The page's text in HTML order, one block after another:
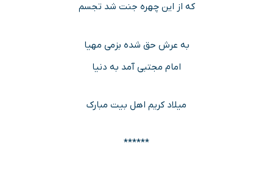
که از این چهره جنت شد تجسم
به عرش حق شده بزمی مهیا
امام مجتبی آمد به دنیا
میلاد کریم اهل بیت مبارک
******